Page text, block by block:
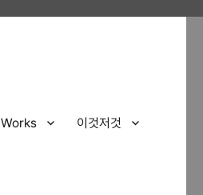
Works 이것저것